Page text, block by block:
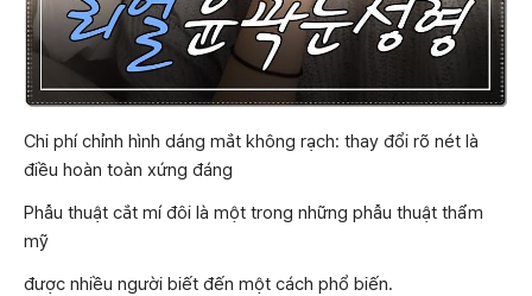
Chi phí chỉnh hình dáng mắt không rạch: thay đổi rõ nét là
điều hoàn toàn xứng đáng
Phẫu thuật cắt mí đôi là một trong những phẫu thuật thẩm
mỹ
được nhiều người biết đến một cách phổ biến.